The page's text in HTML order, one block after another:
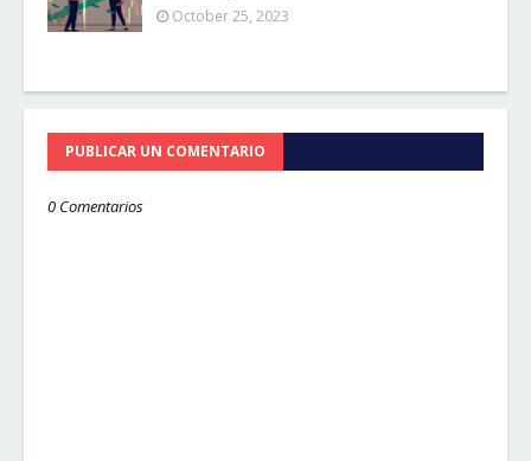
October 25, 2023
PUBLICAR UN COMENTARIO
0 Comentarios